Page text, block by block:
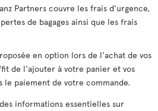
Partners couvre les frais d'urgence,
de bagages ainsi que les frais
en option lors de l'achat de vos
de l'ajouter à votre panier et vos
le paiement de votre commande.
informations essentielles sur